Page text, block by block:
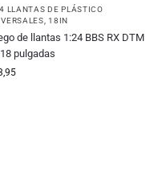
LLANTAS DE PLÁSTICO
18IN
de llantas 1:24 BBS RX DTM
pulgadas